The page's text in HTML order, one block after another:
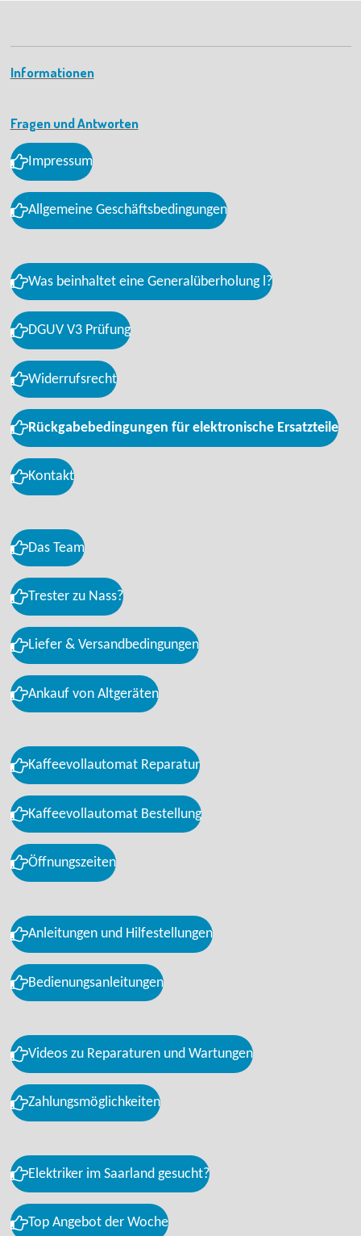
Informationen
Fragen und Antworten
Impressum
Allgemeine Geschäftsbedingungen
Was beinhaltet eine Generalüberholung l?
DGUV V3 Prüfung
Widerrufsrecht
Rückgabebedingungen für elektronische Ersatzteile
Kontakt
Das Team
Trester zu Nass?
Liefer & Versandbedingungen
Ankauf von Altgeräten
Kaffeevollautomat Reparatur
Kaffeevollautomat Bestellung
Öffnungszeiten
Anleitungen und Hilfestellungen
Bedienungsanleitungen
Videos zu Reparaturen und Wartungen
Zahlungsmöglichkeiten
Elektriker im Saarland gesucht?
Top Angebot der Woche